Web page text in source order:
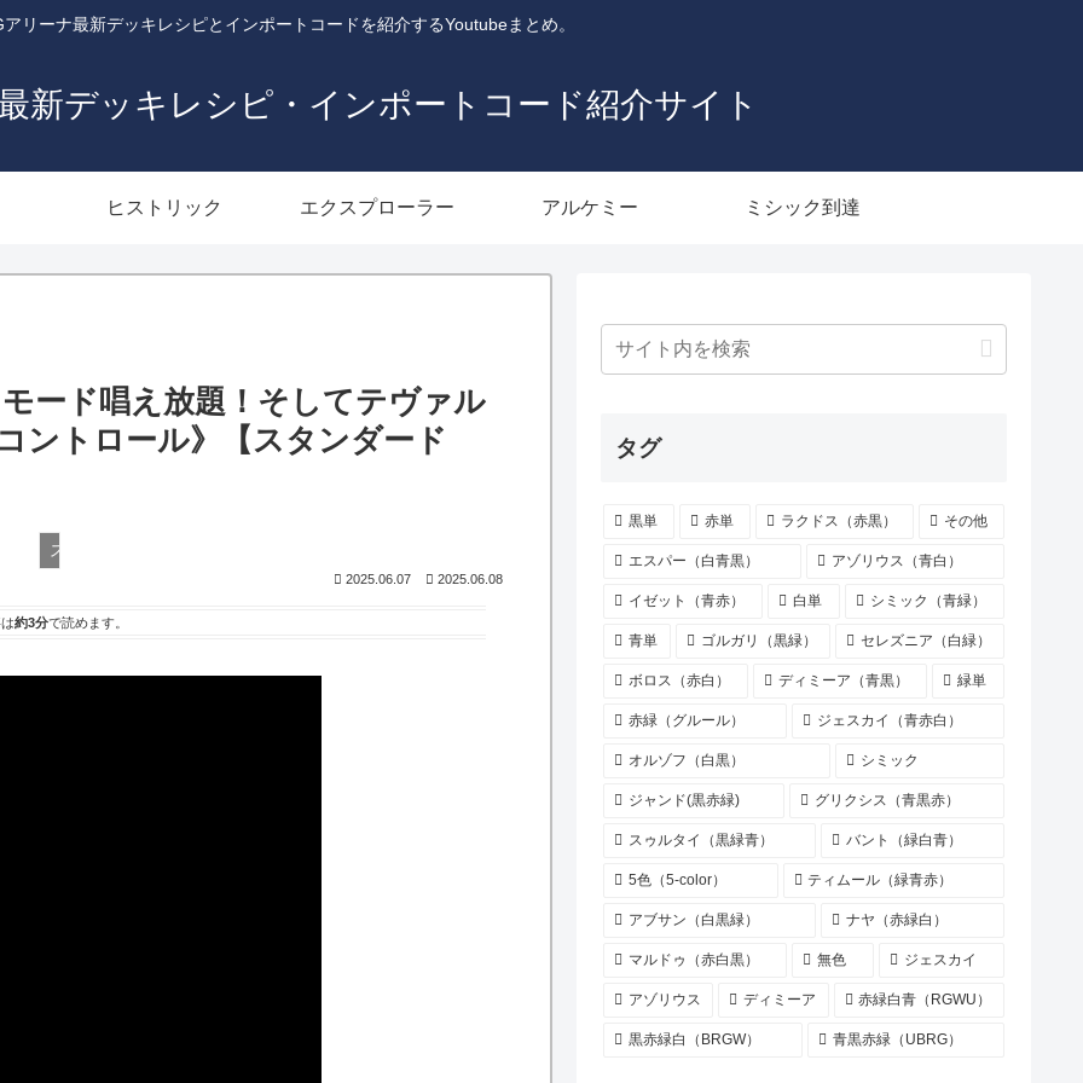
リーナ最新デッキレシピとインポートコードを紹介するYoutubeまとめ。
新デッキレシピ・インポートコード紹介サイト
ヒストリック エクスプローラー アルケミー ミシック到達
ード唱え放題！そしてテヴァル
ントロール》【スタンダード
スタンダード
2025.06.07 2025.06.08
約3分で読めます。
タグ
黒単 赤単 ラクドス（赤黒） その他
エスパー（白青黒） アゾリウス（青白）
イゼット（青赤） 白単 シミック（青緑）
青単 ゴルガリ（黒緑） セレズニア（白緑）
ボロス（赤白） ディミーア（青黒） 緑単
赤緑（グルール） ジェスカイ（青赤白）
オルゾフ（白黒） シミック
ジャンド(黒赤緑) グリクシス（青黒赤）
スゥルタイ（黒緑青） バント（緑白青）
5色（5-color） ティムール（緑青赤）
アブサン（白黒緑） ナヤ（赤緑白）
マルドゥ（赤白黒） 無色 ジェスカイ
アゾリウス ディミーア 赤緑白青（RGWU）
黒赤緑白（BRGW） 青黒赤緑（UBRG）